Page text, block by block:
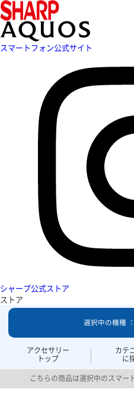
スマートフォン公式サイト
シャープ公式ストア
ストア
アクセサリー
トップ
カテ
に
選択中の機種 ：
こちらの商品は選択中のスマー